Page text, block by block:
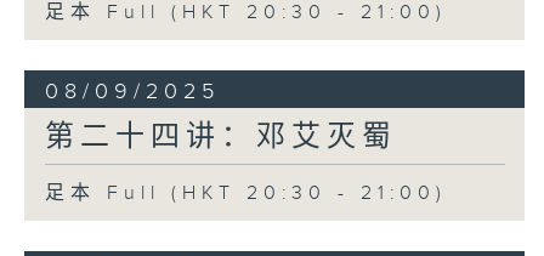
足本 Full (HKT 20:30 - 21:00)
08/09/2025
第二十四讲：邓艾灭蜀
足本 Full (HKT 20:30 - 21:00)